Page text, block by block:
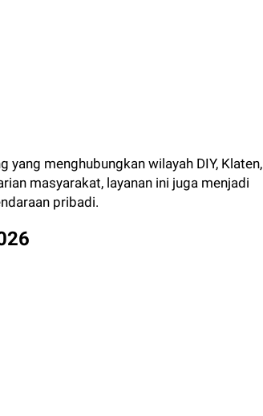
menghubungkan wilayah DIY, Klaten,
masyarakat, layanan ini juga menjadi
pribadi.